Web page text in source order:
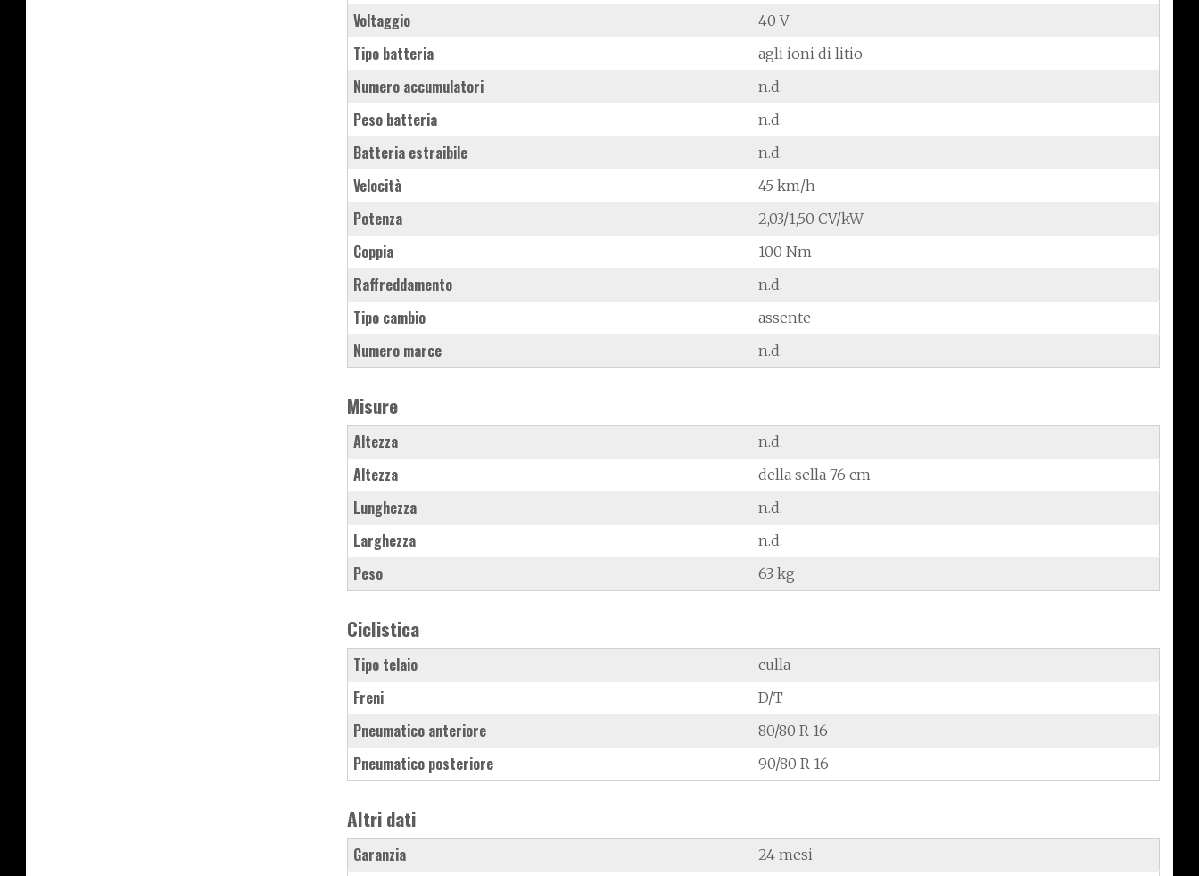
Voltaggio 40 V
Tipo batteria agli ioni di litio
Numero accumulatori n.d.
Peso batteria n.d.
Batteria estraibile n.d.
Velocità 45 km/h
Potenza 2,03/1,50 CV/kW
Coppia 100 Nm
Raffreddamento n.d.
Tipo cambio assente
Numero marce n.d.
Misure
Altezza n.d.
Altezza della sella 76 cm
Lunghezza n.d.
Larghezza n.d.
Peso 63 kg
Ciclistica
Tipo telaio culla
Freni D/T
Pneumatico anteriore 80/80 R 16
Pneumatico posteriore 90/80 R 16
Altri dati
Garanzia 24 mesi